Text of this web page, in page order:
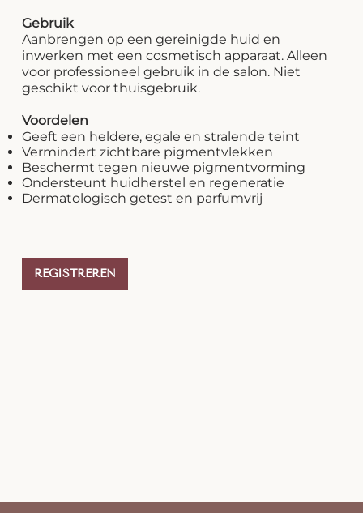
Gebruik
Aanbrengen op een gereinigde huid en
inwerken met een cosmetisch apparaat. Alleen
voor professioneel gebruik in de salon. Niet
geschikt voor thuisgebruik.
Voordelen
Geeft een heldere, egale en stralende teint
Vermindert zichtbare pigmentvlekken
Beschermt tegen nieuwe pigmentvorming
Ondersteunt huidherstel en regeneratie
Dermatologisch getest en parfumvrij
REGISTREREN